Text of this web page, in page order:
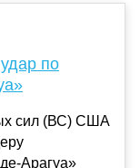
по
сил (ВС) США
Арагуа»